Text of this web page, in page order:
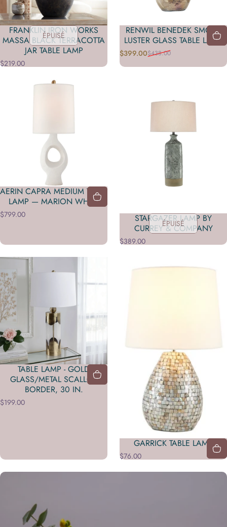
ÉPUISÉ
FRANKLIN IRON WORKS
MASSA BLACK TERRACOTTA
JAR TABLE LAMP
$219.00
RENWIL BENEDEK SMOKE
LUSTER GLASS TABLE LAMP
Prix promotionnel
$399.00
Prix habituel
$438.00
AERIN CAPRA MEDIUM TABLE
LAMP — MARION WHITE
$799.00
ÉPUISÉ
STARGAZER LAMP BY
CURREY & COMPANY
$389.00
TABLE LAMP - GOLD
GLASS/METAL SCALLOP
BORDER, 30 IN.
$199.00
GARRICK TABLE LAMP
$76.00